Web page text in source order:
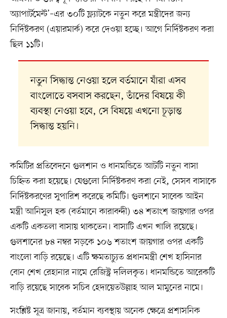
অ্যাপার্টমেন্ট’–এর ৩০টি ফ্ল্যাটকে নতুন করে মন্ত্রীদের জন্য
নির্দিষ্টকরণ (এয়ারমার্ক) করে দেওয়া হচ্ছে। আগে নির্দিষ্টকরণ করা
ছিল ১১টি।
নতুন সিদ্ধান্ত নেওয়া হলে বর্তমানে যাঁরা এসব
বাংলোতে বসবাস করছেন, তাঁদের বিষয়ে কী
ব্যবস্থা নেওয়া হবে, সে বিষয়ে এখনো চূড়ান্ত
সিদ্ধান্ত হয়নি।
কমিটির প্রতিবেদনে গুলশান ও ধানমন্ডিতে আটটি নতুন বাসা
চিহ্নিত করা হয়েছে। যেগুলো নির্দিষ্টকরণ করা নেই, সেসব বাসাকে
নির্দিষ্টকরণের সুপারিশ করেছে কমিটি। গুলশানে সাবেক আইন
মন্ত্রী আনিসুল হক (বর্তমানে কারাবন্দী) ৩৪ শতাংশ জায়গার ওপর
একটি একতলা বাসায় থাকতেন। বাসাটি এখন খালি রয়েছে।
গুলশানের ৮৪ নম্বর সড়কে ১০৬ শতাংশ জায়গার ওপর একটি
বাংলো বাড়ি রয়েছে। এটি ক্ষমতাচ্যুত প্রধানমন্ত্রী শেখ হাসিনার
বোন শেখ রেহানার নামে রেজিস্ট্র দলিলকৃত। ধানমন্ডিতে আরেকটি
বাড়ি রয়েছে সাবেক সচিব হেদায়েতউল্লাহ আল মামুনের নামে।
সংশ্লিষ্ট সূত্র জানায়, বর্তমান ব্যবস্থায় অনেক ক্ষেত্রে প্রশাসনিক